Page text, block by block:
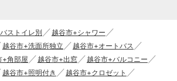
ストイレ別
越谷市+シャワー
越谷市+洗面所独立
越谷市+オートバス
+角部屋 越谷市+出窓
越谷市+バルコニー
越谷市+照明付き
越谷市+クロゼット